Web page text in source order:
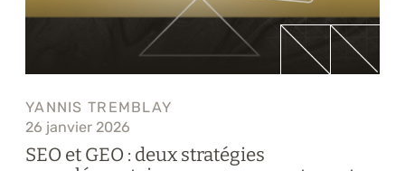
YANNIS TREMBLAY
26 janvier 2026
SEO et GEO : deux stratégies